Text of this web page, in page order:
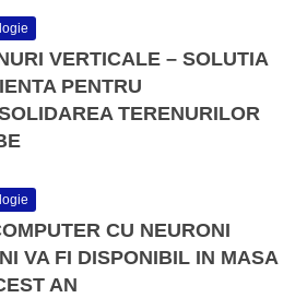
VERTICALE – SOLUTIA
PENTRU
TERENURILOR
CU NEURONI
VA FI DISPONIBIL IN MASA
AN